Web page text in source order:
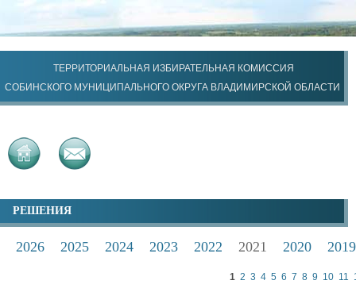
ТЕРРИТОРИАЛЬНАЯ ИЗБИРАТЕЛЬНАЯ КОМИССИЯ
СОБИНСКОГО МУНИЦИПАЛЬНОГО ОКРУГА ВЛАДИМИРСКОЙ ОБЛАСТИ
РЕШЕНИЯ
2026 2025 2024 2023 2022 2021 2020 2019
1 2 3 4 5 6 7 8 9 10 11